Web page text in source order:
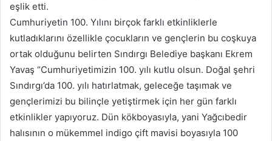
eşlik etti.
Cumhuriyetin 100. Yılını birçok farklı etkinliklerle
kutladıklarını özellikle çocukların ve gençlerin bu coşkuya
ortak olduğunu belirten Sındırgı Belediye başkanı Ekrem
Yavaş “Cumhuriyetimizin 100. yılı kutlu olsun. Doğal şehri
Sındırgı’da 100. yılı hatırlatmak, geleceğe taşımak ve
gençlerimizi bu bilinçle yetiştirmek için her gün farklı
etkinlikler yapıyoruz. Dün kökboyasıyla, yani Yağcıbedir
halısının o mükemmel indigo çift mavisi boyasıyla 100